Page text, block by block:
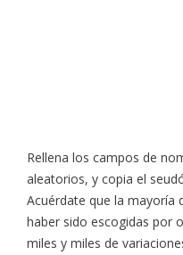
Rellena los campos de
aleatorios, y copia el
Acuérdate que la mayoría
haber sido escogidas por
miles y miles de